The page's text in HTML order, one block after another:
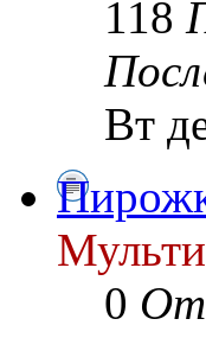
118
Вт
0